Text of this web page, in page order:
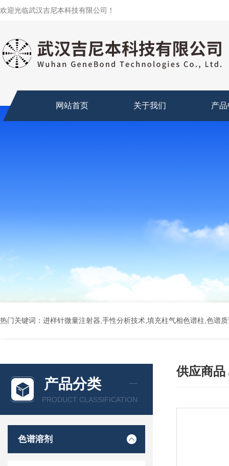
欢迎光临武汉吉尼本科技有限公司！
网站首页 关于我们 产
热门关键词：进样针微量注射器,手性分析技术,填充柱气相色谱柱,色谱
产品分类
PRODUCT CLASSIFICATION
色谱溶剂
供应商品